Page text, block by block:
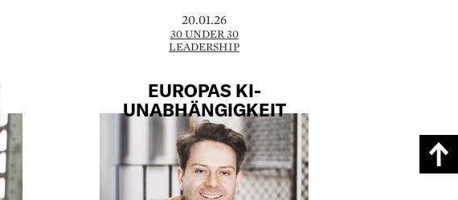
20.01.26
30 UNDER 30
LEADERSHIP
EUROPAS KI-
UNABHÄNGIGKEIT